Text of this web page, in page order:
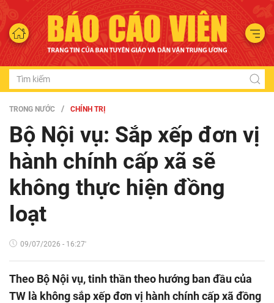
TRONG NƯỚC CHÍNH TRỊ
Bộ Nội vụ: Sắp xếp đơn vị
hành chính cấp xã sẽ
không thực hiện đồng
loạt
09/07/2026 - 16:27'
Theo Bộ Nội vụ, tinh thần theo hướng ban đầu của
TW là không sắp xếp đơn vị hành chính cấp xã đồng